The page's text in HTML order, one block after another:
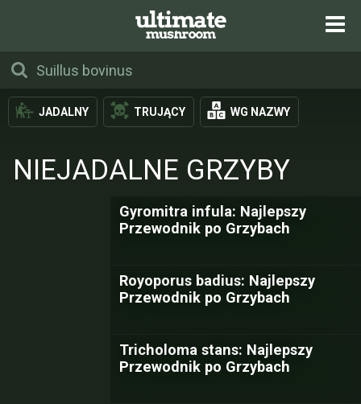
JADALNY TRUJĄCY WG NAZWY
NIEJADALNE GRZYBY
Gyromitra infula: Najlepszy
Przewodnik po Grzybach
Royoporus badius: Najlepszy
Przewodnik po Grzybach
Tricholoma stans: Najlepszy
Przewodnik po Grzybach